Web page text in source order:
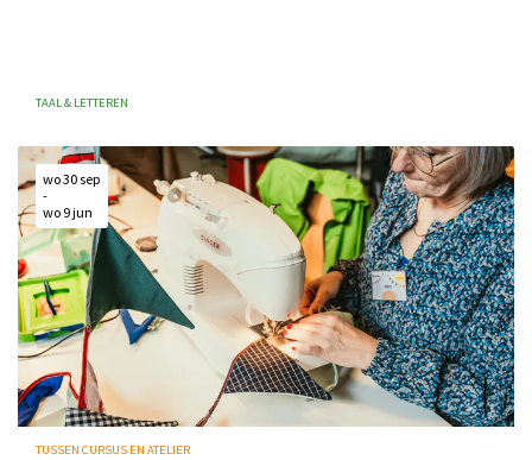
TAAL & LETTEREN
TUSSEN CURSUS EN ATELIER
wo 30 sep
-
wo 9 jun